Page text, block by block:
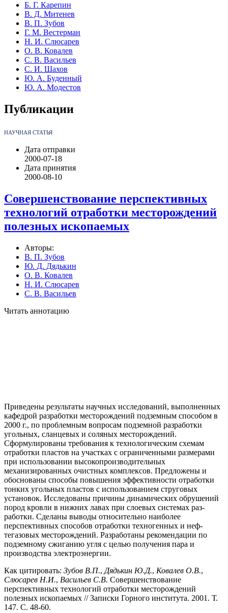
Б. Г. Карепин
В. Д. Митенев
В. П. Зубов
Г. М. Вестерман
Н. И. Слюсарев
О. В. Ковалев
С. В. Васильев
С. И. Шахов
Ю. А. Буденный
Ю. А. Модестов
Публикации
НАУЧНАЯ СТАТЬЯ
Дата отправки
2000-07-18
Дата принятия
2000-08-10
Совершенствование перспективных
технологий отработки месторождений
полезных ископаемых
Авторы:
В. П. Зубов
Ю. Д. Дядькин
О. В. Ковалев
Н. И. Слюсарев
С. В. Васильев
Читать аннотацию
Приведены результаты научных исследований, выполненных
кафедрой разработки месторождений под­земным способом в
2000 г., по проблемным вопросам подземной разработки
угольных, сланцевых и соля­ных месторождений.
Сформулированы требования к технологическим схемам
отработки пластов на участках с ограниченными размерами
при использовании высокопроизводительных
механизированных очистных комплексов. Предложены и
обоснованы способы повышения эффективности отработки
тонких угольных пластов с использо­ванием струговых
установок. Исследованы причины динамических обрушений
пород кровли в нижних лавах при слоевых системах раз­
работки. Сделаны выводы относительно наиболее
перспективных способов отработки техногенных и неф­
тегазовых месторождений. Разработаны рекомендации по
подземному сжиганию угля с целью получения пара и
производства электроэнергии.
Как цитировать: Зубов В.П., Дядькин Ю.Д., Ковалев О.В.,
Слюсарев Н.И., Васильев С.В. Совершенствование
перспективных технологий отработки месторождений
полезных ископаемых // Записки Горного института. 2001. Т.
147. С. 48-60.